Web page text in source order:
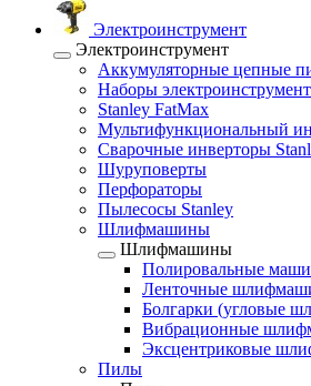
Электроинструмент
Электроинструмент
Аккумуляторные цепные
Наборы
Stanley FatMax
Мультифункциональный
Сварочные инверторы
Шуруповерты
Перфораторы
Пылесосы Stanley
Шлифмашины
Шлифмашины
Полировальные
Ленточные
Болгарки (угловые
Вибрационные
Эксцентриковые
Пилы